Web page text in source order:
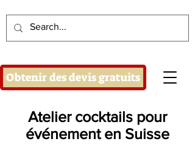
Obtenir des devis gratuits
Atelier cocktails pour
événement en Suisse